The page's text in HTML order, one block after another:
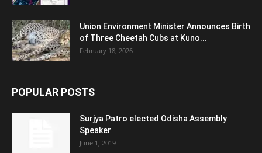
Union Environment Minister Announces Birth
of Three Cheetah Cubs at Kuno...
February 18, 2026
POPULAR POSTS
Surjya Patro elected Odisha Assembly
Speaker
June 1, 2019